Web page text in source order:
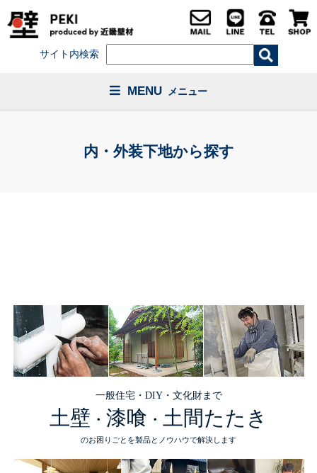
サイト内検索
MENU メニュー
内・外装下地から探す
一般住宅・DIY・文化財まで
土壁 ・ 漆喰 ・ 土間たたき
のお困りごとを製品とノウハウで解決します